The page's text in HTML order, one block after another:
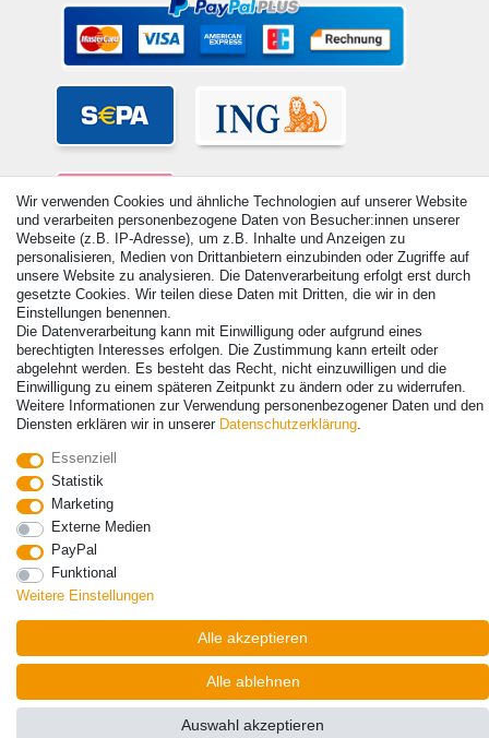
© Copyright 2026 | Alle Rechte vorbehalten. - Alle Rechte vorbehalten.
Preisangaben inkl. gesetzl. 19% MwSt. | Grundpreise siehe Artikeldetail | *Gilt für
Lieferungen nach Deutschland!
Vertrag widerrufen Kontakt
Wir verwenden Cookies und ähnliche Technologien auf unserer Website
und verarbeiten personenbezogene Daten von Besucher:innen unserer
Webseite (z.B. IP-Adresse), um z.B. Inhalte und Anzeigen zu
personalisieren, Medien von Drittanbietern einzubinden oder Zugriffe auf
unsere Website zu analysieren. Die Datenverarbeitung erfolgt erst durch
gesetzte Cookies. Wir teilen diese Daten mit Dritten, die wir in den
Einstellungen benennen.
Die Datenverarbeitung kann mit Einwilligung oder aufgrund eines
berechtigten Interesses erfolgen. Die Zustimmung kann erteilt oder
abgelehnt werden. Es besteht das Recht, nicht einzuwilligen und die
Einwilligung zu einem späteren Zeitpunkt zu ändern oder zu widerrufen.
Weitere Informationen zur Verwendung personenbezogener Daten und den
Diensten erklären wir in unserer Daten­schutz­erklärung.
Essenziell
Statistik
Marketing
Externe Medien
PayPal
Funktional
Weitere Einstellungen
Alle akzeptieren
Alle ablehnen
Auswahl akzeptieren